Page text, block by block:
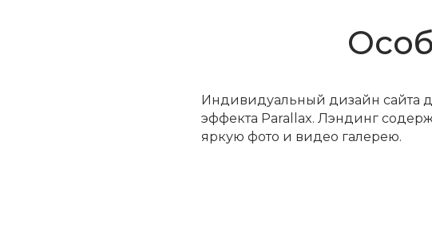
Индивидуальный дизайн сайта
эффекта Parallax. Лэндинг
яркую фото и видео галерею.